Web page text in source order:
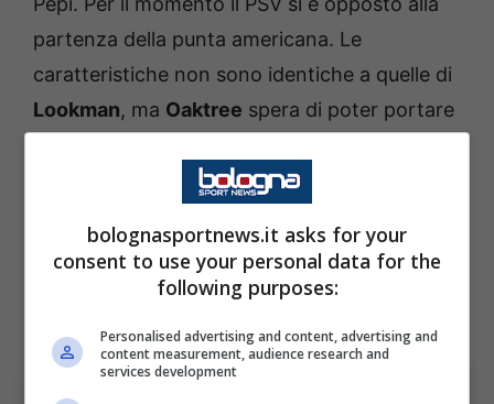
partenza della punta americana. Le
caratteristiche non sono identiche a quelle di
Lookman, ma Oaktree spera di poter portare
una pista da tenere in considerazione anche
Vedremo come si svilupperà la situazione e se
alla fine si potrà ragionare sulla possibilità di
bolognasportnews.it asks for your
consent to use your personal data for the
following purposes:
Personalised advertising and content, advertising and
content measurement, audience research and
services development